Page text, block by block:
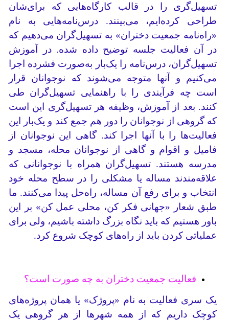
تسهیل‌گری را در قالب کارگاه‌هایی که برای‌شان
طراحی کرده‌ایم، می‌بینند. درس‌نامه‌هایی به نام
«راه‌نامه جمعیت دختران» به تسهیل‌گران می‌دهیم که
در آن فعالیت جلسه توضیح داده شده. در آموزش
تسهیل‌گران، درس‌نامه را یک‌بار به‌صورت فشرده اجرا
می‌کنیم و آنها متوجه می‌شوند که نوجوانان قرار
است چه فرآیندی را با راهنمایی تسهیل‌گران طی
کنند. بعد از آموزش، وظیفه‌ هر تسهیل‌گری این است
که گروهی از نوجوانان را دور هم جمع کند و یک‌بار این
فعالیت‌ها را با آنها اجرا کند. گاهی این نوجوانان از
فامیل و اقوام و گاهی از نوجوانان محله، مسجد و
مدرسه هستند. تسهیل‌گران همراه با نوجوانانی که
علاقه‌مندند مساله یا مشکلی را در سطح محله خود
انتخاب و برای رفع آن مساله، راه‌حل پیدا می‌کنند. ما
طبق شعار «جهانی فکر کن، محلی عمل کن» بر این
باور هستیم که باید نگاه بزرگ داشته باشیم، ولی برای
عملیاتی کردن باید از راه‌های کوچک شروع کرد.
فعالیت جمعیت دختران به چه صورت است؟
یک سری فعالیت به نام «پروژک» یا همان پروژه‌های
کوچک داریم که از همه شهرها از هر گروهی یک